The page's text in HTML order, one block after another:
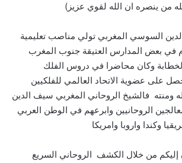
من ينصره ان الله لقوي عزيز)
السوسي المغربي تولي مناصب تعليمية
في بعض المدارس العتيقة جنوب المغرب
وكان محاضرا في دروس الفلك
على عضوية الاتحاد العالمي للفلكيين
ومنته فالشيخ الروحاني المغربي سيف الدين
الروحانيين وابرعهم في الوطن العربي
وكندا واروبا وامريكا
إليكم من خلال الكشف الروحاني السريع